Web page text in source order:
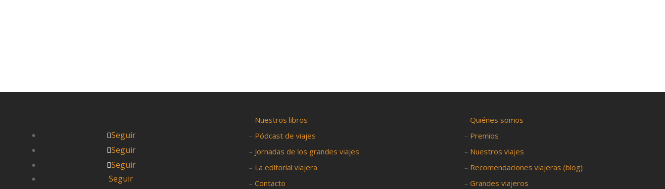
Seguir
Seguir
Seguir
Seguir
– Nuestros libros
– Pódcast de viajes
– Jornadas de los grandes viajes
– La editorial viajera
– Contacto
–Quiénes somos
– Premios
– Nuestros viajes
– Recomendaciones viajeras (blog)
–Grandes viajeros